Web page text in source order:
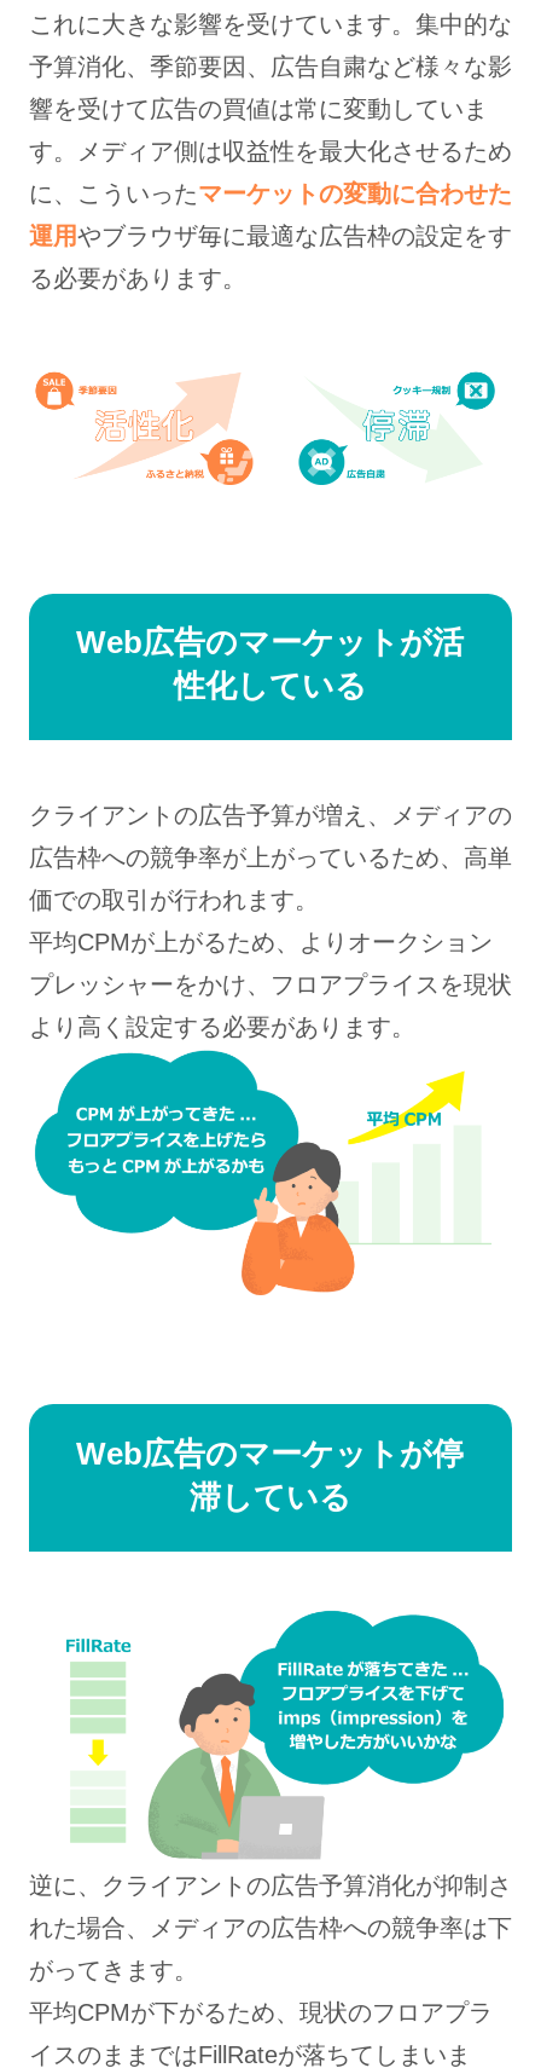
これに大きな影響を受けています。集中的な
予算消化、季節要因、広告自粛など様々な影
響を受けて広告の買値は常に変動していま
す。メディア側は収益性を最大化させるため
に、こういったマーケットの変動に合わせた
運用やブラウザ毎に最適な広告枠の設定をす
る必要があります。
Web広告のマーケットが活
性化している
クライアントの広告予算が増え、メディアの
広告枠への競争率が上がっているため、高単
価での取引が行われます。
平均CPMが上がるため、よりオークション
プレッシャーをかけ、フロアプライスを現状
より高く設定する必要があります。
Web広告のマーケットが停
滞している
逆に、クライアントの広告予算消化が抑制さ
れた場合、メディアの広告枠への競争率は下
がってきます。
平均CPMが下がるため、現状のフロアプラ
イスのままではFillRateが落ちてしまいま